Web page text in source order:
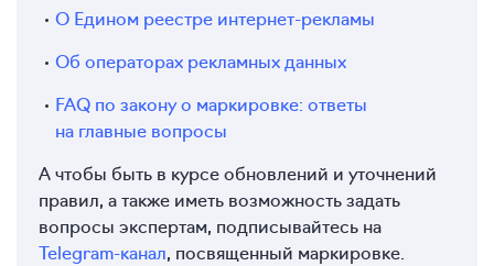
О Едином реестре интернет-рекламы
Об операторах рекламных данных
FAQ по закону о маркировке: ответы
на главные вопросы
А чтобы быть в курсе обновлений и уточнений
правил, а также иметь возможность задать
вопросы экспертам, подписывайтесь на
Telegram-канал, посвященный маркировке.